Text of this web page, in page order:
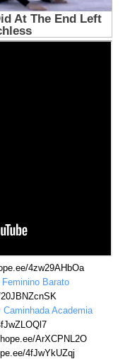
4zw29AHbOa
Barato
Academia
ArXCPNL2O
4fJwYkUZqj